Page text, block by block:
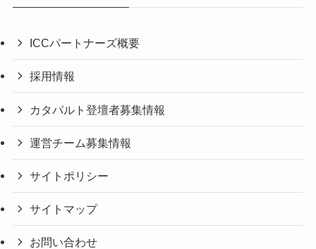
ICCパートナーズ概要
採用情報
カタパルト登壇者募集情報
運営チーム募集情報
サイトポリシー
サイトマップ
お問い合わせ